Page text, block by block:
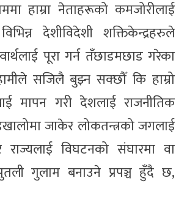
हाम्रा नेताहरूको कमजोरीलाई
देशीविदेशी शक्तिकेन्द्रहरुले
पूरा गर्न तँछाडमछाड गरेका
सजिलै बुझ्न सक्छौँ कि हाम्रो
मापन गरी देशलाई राजनीतिक
जाकेर लोकतन्त्रको जगलाई
विघटनको संघारमा वा
गुलाम बनाउने प्रपञ्च हुँदै छ,